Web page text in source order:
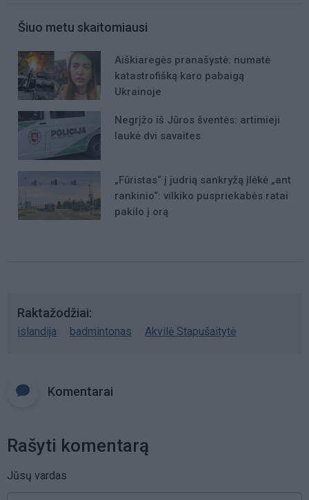
Šiuo metu skaitomiausi
Aiškiaregės pranašystė: numatė
katastrofišką karo pabaigą
Ukrainoje
Negrįžo iš Jūros šventės: artimieji
laukė dvi savaites
„Fūristas“ į judrią sankryžą įlėkė „ant
rankinio“: vilkiko puspriekabės ratai
pakilo į orą
Raktažodžiai
islandija badmintonas Akvilė Stapušaitytė
Komentarai
Rašyti komentarą
Jūsų vardas